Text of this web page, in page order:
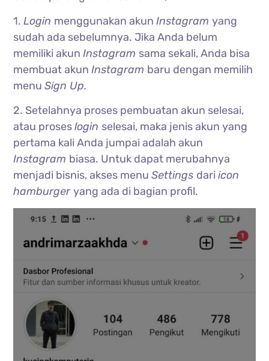
1.Login menggunakan akunInstagramyang
sudah ada sebelumnya. Jika Anda belum
memiliki akunInstagram sama sekali, Anda bisa
membuat akunInstagram baru dengan memilih
menuSign Up.
2. Setelahnya proses pembuatan akun selesai,
atau proseslogin selesai, maka jenis akun yang
pertama kali Anda jumpai adalah akun
Instagram biasa. Untuk dapat merubahnya
menjadi bisnis, akses menuSettings dariicon
hamburgeryang ada di bagian profil.